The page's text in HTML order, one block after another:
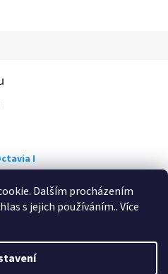
Dalším procházením
s jejich používáním.. Více
I
Shoptet